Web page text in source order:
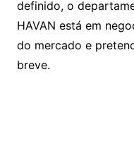
definido, o
HAVAN está em
do mercado e
breve.